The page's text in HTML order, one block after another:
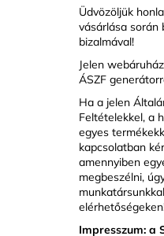
Üdvözöljük
vásárlása során
bizalmával!
Jelen
ÁSZF
Ha a jelen
Feltételekkel, a
egyes
kapcsolatban
amennyiben
megbeszélni,
Impresszum: a
KERESÉS